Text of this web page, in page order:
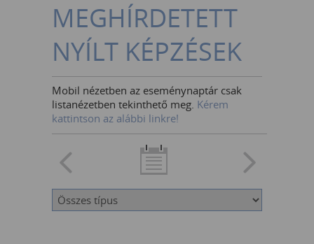
MEGHÍRDETETT
NYÍLT KÉPZÉSEK
Mobil nézetben az eseménynaptár csak
listanézetben tekinthető meg. Kérem
kattintson az alábbi linkre!